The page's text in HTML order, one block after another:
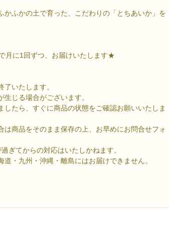
かふかの土で育った、こだわりの「とちあいか」を
月に1回ずつ、お届けいたします★
いたします。
じる場合がございます。
たら、すぐに商品の状態をご確認お願いいたしま
は商品をそのまま保存の上、お早めにお問合せフォ
ぎてからの対応はいたしかねます。
・九州・沖縄・離島にはお届けできません。